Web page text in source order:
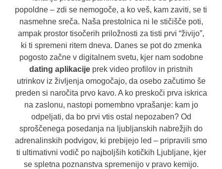
popoldne – zdi se nemogoče, a ko veš, kam zaviti, se ti
nasmehne sreča. Naša prestolnica ni le stičišče poti,
ampak prostor tisočerih priložnosti za tisti prvi “živijo”,
ki ti spremeni ritem dneva. Danes se pot do zmenka
pogosto začne v digitalnem svetu, kjer nam sodobne
dating aplikacije prek video profilov in pristnih
utrinkov iz življenja omogočajo, da osebo začutimo še
preden si naročita prvo kavo. A ko preskoči prva iskrica
na zaslonu, nastopi pomembno vprašanje: kam jo
odpeljati, da bo prvi vtis ostal nepozaben? Od
sproščenega posedanja na ljubljanskih nabrežjih do
adrenalinskih podvigov, ki prebijejo led – pripravili smo
ti ultimativni vodič po najboljših kotičkih Ljubljane, kjer
se spletna poznanstva spremenijo v pravo kemijo.